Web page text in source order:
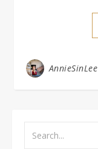
AnnieSinLee